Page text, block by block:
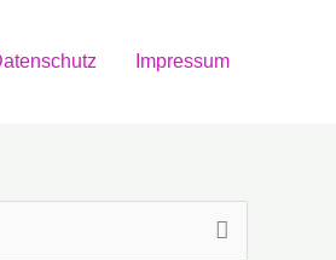
Impressum